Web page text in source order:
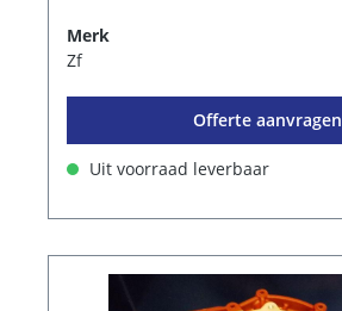
Merk
Zf
Offerte aanvragen
Uit voorraad leverbaar